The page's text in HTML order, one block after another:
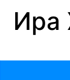
Ира